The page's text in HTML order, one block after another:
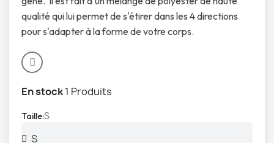
qualité qui lui permet de s'étirer dans les 4 directions
pour s'adapter à la forme de votre corps.
En stock1 Produits
TailleS